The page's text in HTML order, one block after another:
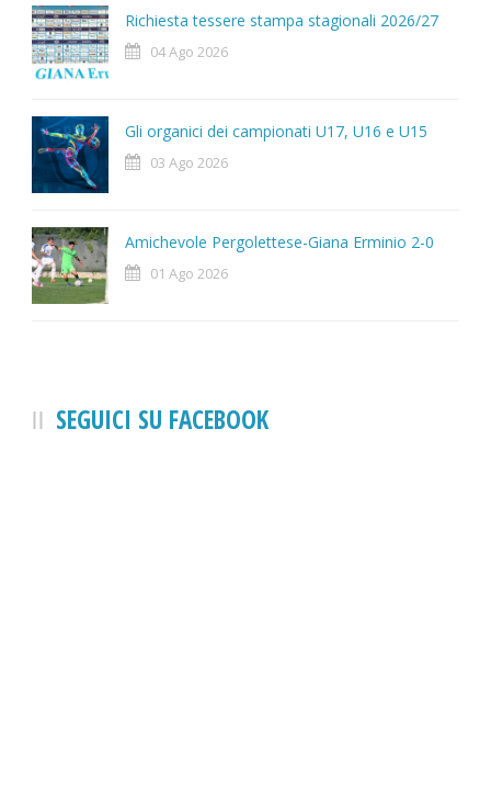
Richiesta tessere stampa stagionali 2026/27
04 Ago 2026
Gli organici dei campionati U17, U16 e U15
03 Ago 2026
Amichevole Pergolettese-Giana Erminio 2-0
01 Ago 2026
SEGUICI SU FACEBOOK